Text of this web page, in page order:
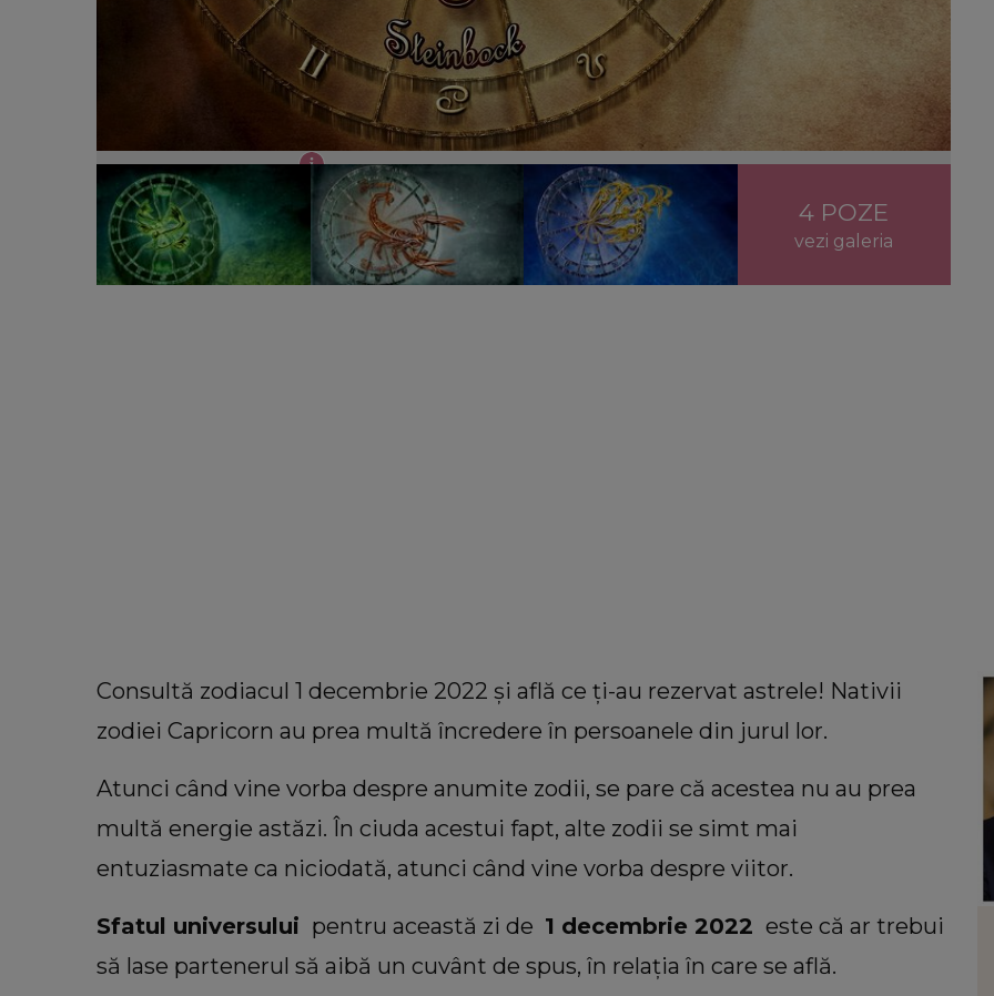
Horoscop 1 decembrie 2022
4 POZE
vezi galeria
Consultă zodiacul 1 decembrie 2022 şi află ce ţi-au rezervat astrele! Nativii
zodiei Capricorn au prea multă încredere în persoanele din jurul lor.
Atunci când vine vorba despre anumite zodii, se pare că acestea nu au prea
multă energie astăzi. În ciuda acestui fapt, alte zodii se simt mai
entuziasmate ca niciodată, atunci când vine vorba despre viitor.
Sfatul universului pentru această zi de 1 decembrie 2022 este că ar trebui
să lase partenerul să aibă un cuvânt de spus, în relația în care se află.
VEDETE
Cu câți bani a rămas Oana Lis să
cumpere mâncare pentru ea și soțul ei,
HOROSCOP
Ce oraș ar trebui să vizitezi în
urnătoarea vacanță, în funcție de zodie